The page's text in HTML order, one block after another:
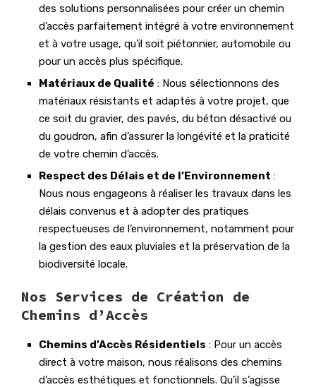
des solutions personnalisées pour créer un chemin
d’accès parfaitement intégré à votre environnement
et à votre usage, qu’il soit piétonnier, automobile ou
pour un accès plus spécifique.
Matériaux de Qualité : Nous sélectionnons des
matériaux résistants et adaptés à votre projet, que
ce soit du gravier, des pavés, du béton désactivé ou
du goudron, afin d’assurer la longévité et la praticité
de votre chemin d’accès.
Respect des Délais et de l’Environnement :
Nous nous engageons à réaliser les travaux dans les
délais convenus et à adopter des pratiques
respectueuses de l’environnement, notamment pour
la gestion des eaux pluviales et la préservation de la
biodiversité locale.
Nos Services de Création de
Chemins d’Accès
Chemins d’Accès Résidentiels : Pour un accès
direct à votre maison, nous réalisons des chemins
d’accès esthétiques et fonctionnels. Qu’il s’agisse